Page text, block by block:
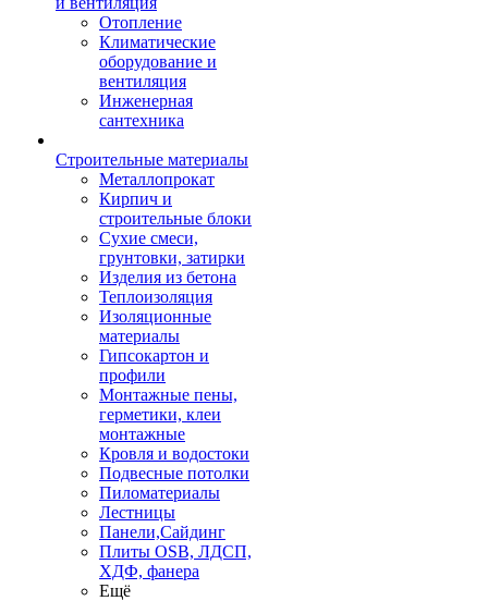
Отопление
Климатические
оборудование и
вентиляция
Инженерная
сантехника
Строительные материалы
Металлопрокат
Кирпич и
строительные блоки
Сухие смеси,
грунтовки, затирки
Изделия из бетона
Теплоизоляция
Изоляционные
материалы
Гипсокартон и
профили
Монтажные пены,
герметики, клеи
монтажные
Кровля и водостоки
Подвесные потолки
Пиломатериалы
Лестницы
Панели,Сайдинг
Плиты OSB, ЛДСП,
ХДФ, фанера
Ещё